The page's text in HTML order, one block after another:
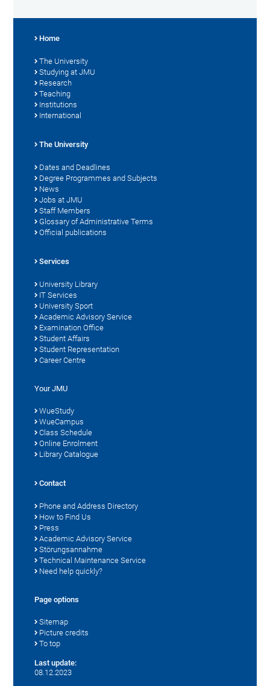
Home
The University
Studying at JMU
Research
Teaching
Institutions
International
The University
Dates and Deadlines
Degree Programmes and Subjects
News
Jobs at JMU
Staff Members
Glossary of Administrative Terms
Official publications
Services
University Library
IT Services
University Sport
Academic Advisory Service
Examination Office
Student Affairs
Student Representation
Career Centre
Your JMU
WueStudy
WueCampus
Class Schedule
Online Enrolment
Library Catalogue
Contact
Phone and Address Directory
How to Find Us
Press
Academic Advisory Service
Störungsannahme
Technical Maintenance Service
Need help quickly?
Page options
Sitemap
Picture credits
To top
Last update:
08.12.2023